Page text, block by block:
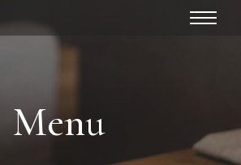
Menu